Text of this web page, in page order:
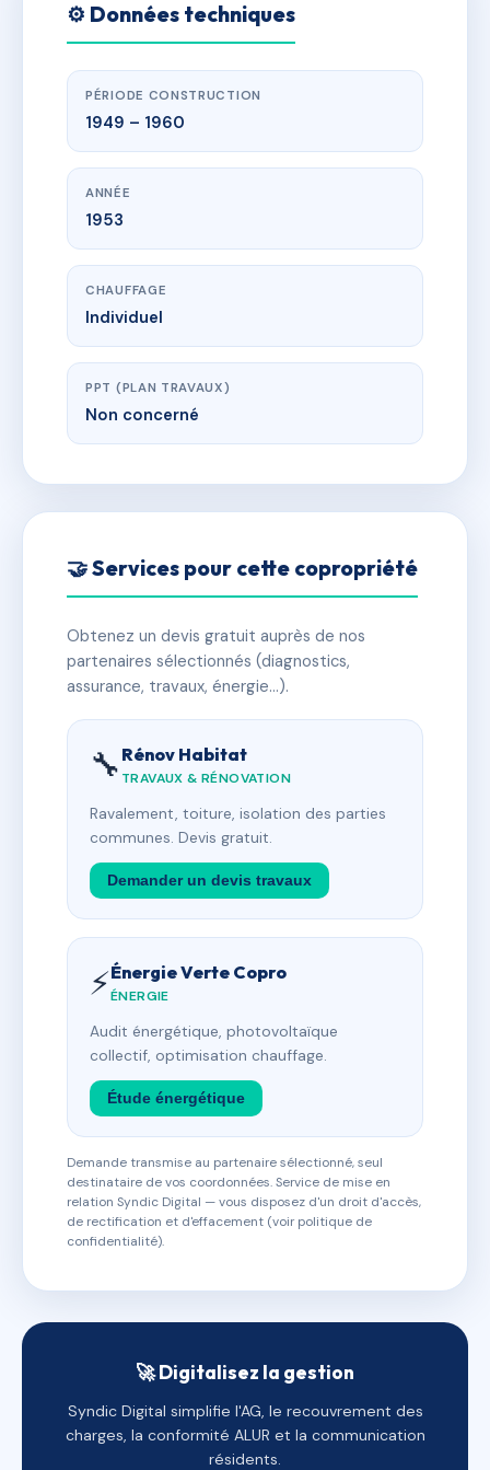
⚙️ Données techniques
PÉRIODE CONSTRUCTION
1949 – 1960
ANNÉE
1953
CHAUFFAGE
Individuel
PPT (PLAN TRAVAUX)
Non concerné
🤝 Services pour cette copropriété
Obtenez un devis gratuit auprès de nos
partenaires sélectionnés (diagnostics,
assurance, travaux, énergie…).
🔧 Rénov Habitat
TRAVAUX & RÉNOVATION
Ravalement, toiture, isolation des parties
communes. Devis gratuit.
Demander un devis travaux
⚡Énergie Verte Copro
ÉNERGIE
Audit énergétique, photovoltaïque
collectif, optimisation chauffage.
Étude énergétique
Demande transmise au partenaire sélectionné, seul
destinataire de vos coordonnées. Service de mise en
relation Syndic Digital — vous disposez d'un droit d'accès,
de rectification et d'effacement (voir politique de
confidentialité).
🚀 Digitalisez la gestion
Syndic Digital simplifie l'AG, le recouvrement des
charges, la conformité ALUR et la communication
résidents.